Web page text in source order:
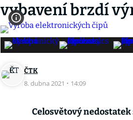
vybavení brzdí
ČTK
8. dubna 2021 · 14:09
Celosvětový